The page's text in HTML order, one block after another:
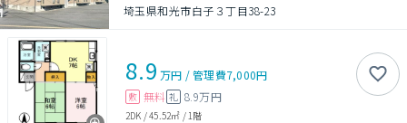
埼玉県和光市白子３丁目38-23
8.9 万円 /管理費7,000円
敷 無料 礼 8.9万円
2DK /45.52㎡ / 1階